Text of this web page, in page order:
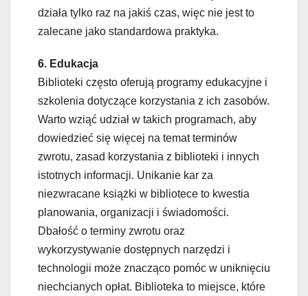
działa tylko raz na jakiś czas, więc nie jest to
zalecane jako standardowa praktyka.
6. Edukacja
Biblioteki często oferują programy edukacyjne i
szkolenia dotyczące korzystania z ich zasobów.
Warto wziąć udział w takich programach, aby
dowiedzieć się więcej na temat terminów
zwrotu, zasad korzystania z biblioteki i innych
istotnych informacji. Unikanie kar za
niezwracane książki w bibliotece to kwestia
planowania, organizacji i świadomości.
Dbałość o terminy zwrotu oraz
wykorzystywanie dostępnych narzędzi i
technologii może znacząco pomóc w uniknięciu
niechcianych opłat. Biblioteka to miejsce, które